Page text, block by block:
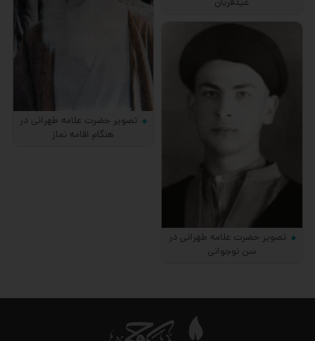
عیدقربان
تصویر حضرت علامه طهرانی در
هنگام اقامه نماز
تصویر حضرت علامه طهرانی در
سن نوجوانی